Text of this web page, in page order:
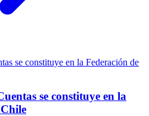
se constituye en la